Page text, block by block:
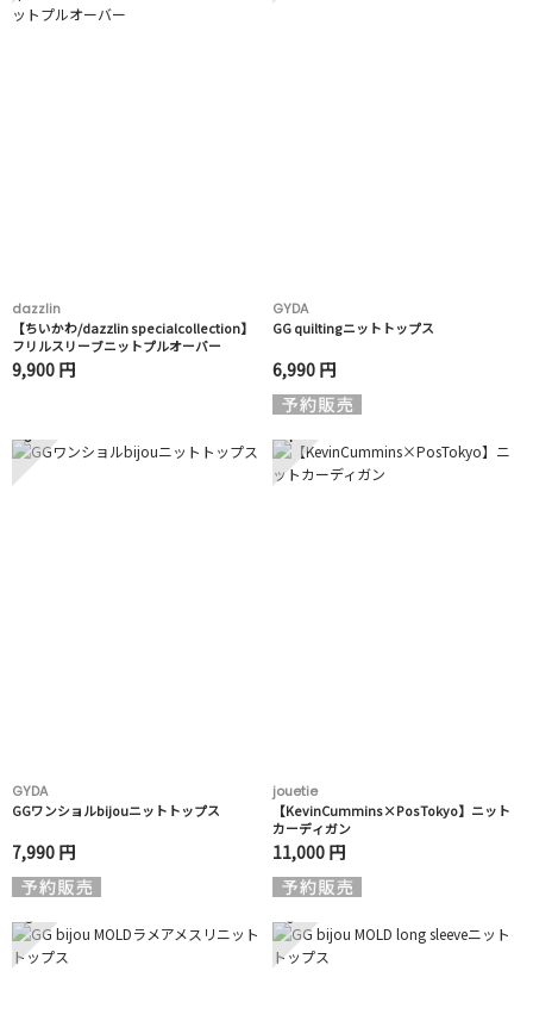
dazzlin
【ちいかわ/dazzlin specialcollection】
フリルスリーブニットプルオーバー
9,900 円
GYDA
GG quiltingニットトップス
6,990 円
3
GYDA
GGワンショルbijouニットトップス
7,990 円
4
jouetie
【KevinCummins×PosTokyo】ニット
カーディガン
11,000 円
5 6